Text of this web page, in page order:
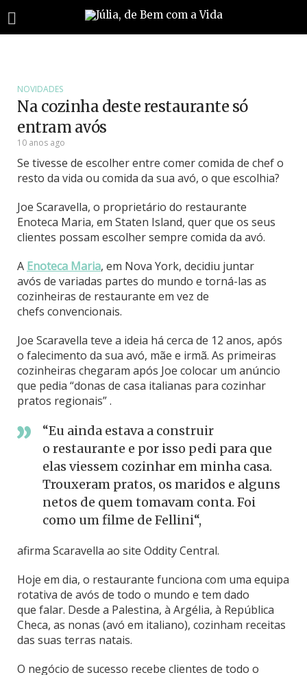
NOVIDADES
Na cozinha deste restaurante só
entram avós
10 anos ago
Se tivesse de escolher entre comer comida de chef o
resto da vida ou comida da sua avó, o que escolhia?
Joe Scaravella, o proprietário do restaurante
Enoteca Maria, em Staten Island, quer que os seus
clientes possam escolher sempre comida da avó.
A Enoteca Maria, em Nova York, decidiu juntar
avós de variadas partes do mundo e torná-las as
cozinheiras de restaurante em vez de
chefs convencionais.
Joe Scaravella teve a ideia há cerca de 12 anos, após
o falecimento da sua avó, mãe e irmã. As primeiras
cozinheiras chegaram após Joe colocar um anúncio
que pedia “donas de casa italianas para cozinhar
pratos regionais” .
“Eu ainda estava a construir
o restaurante e por isso pedi para que
elas viessem cozinhar em minha casa.
Trouxeram pratos, os maridos e alguns
netos de quem tomavam conta. Foi
como um filme de Fellini“,
afirma Scaravella ao site Oddity Central.
Hoje em dia, o restaurante funciona com uma equipa
rotativa de avós de todo o mundo e tem dado
que falar. Desde a Palestina, à Argélia, à República
Checa, as nonas (avó em italiano), cozinham receitas
das suas terras natais.
O negócio de sucesso recebe clientes de todo o